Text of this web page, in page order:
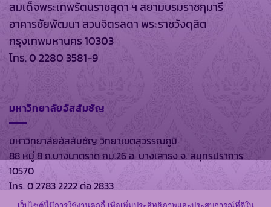
สมเด็จพระเทพรัตนราชสุดา ฯ สยามบรมราชกุมารี
อาคารชัยพัฒนา สวนจิตรลดา พระราชวังดุสิต
กรุงเทพมหานคร 10303
โทร. 0 2280 3581-9
มหาวิทยาลัยอัสสัมชัญ
มหาวิทยาลัยอัสสัมชัญ วิทยาเขตสุวรรณภูมิ
88 หมู่ 8 ถ.บางนาตราด กม.26 อ. บางเสาธง จ. สมุทรปราการ
10570
โทร. 0 2783 2222 ต่อ 2833